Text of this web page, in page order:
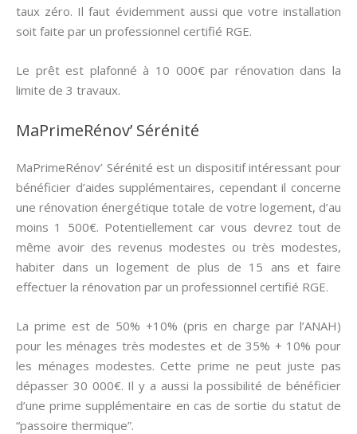
taux zéro. Il faut évidemment aussi que votre installation
soit faite par un professionnel certifié RGE.
Le prêt est plafonné à 10 000€ par rénovation dans la
limite de 3 travaux.
MaPrimeRénov’ Sérénité
MaPrimeRénov’ Sérénité est un dispositif intéressant pour
bénéficier d’aides supplémentaires, cependant il concerne
une rénovation énergétique totale de votre logement, d’au
moins 1 500€. Potentiellement car vous devrez tout de
même avoir des revenus modestes ou très modestes,
habiter dans un logement de plus de 15 ans et faire
effectuer la rénovation par un professionnel certifié RGE.
La prime est de 50% +10% (pris en charge par l’ANAH)
pour les ménages très modestes et de 35% + 10% pour
les ménages modestes. Cette prime ne peut juste pas
dépasser 30 000€. Il y a aussi la possibilité de bénéficier
d’une prime supplémentaire en cas de sortie du statut de
“passoire thermique”.